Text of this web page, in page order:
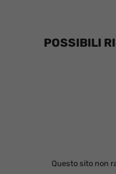
POSSIBILI
Questo sito non